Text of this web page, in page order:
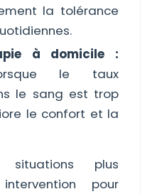
la tolérance
à domicile :
le taux
le sang est trop
le confort et la
situations plus
pour